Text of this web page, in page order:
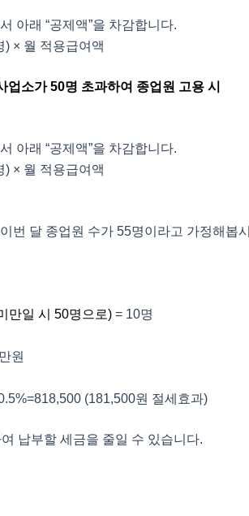
아래 “공제액”을 차감합니다.
) × 월 적용급여액
소가 50명 초과하여 종업원 고용 시
아래 “공제액”을 차감합니다.
) × 월 적용급여액
번 달 종업원 수가 55명이라고 가정해봅시
만일 시 50명으로) = 10명
원
(181,500원 절세효과)
납부할 세금을 줄일 수 있습니다.